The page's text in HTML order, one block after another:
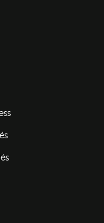
(abre en nueva ventana)
(abre en nueva ventana)